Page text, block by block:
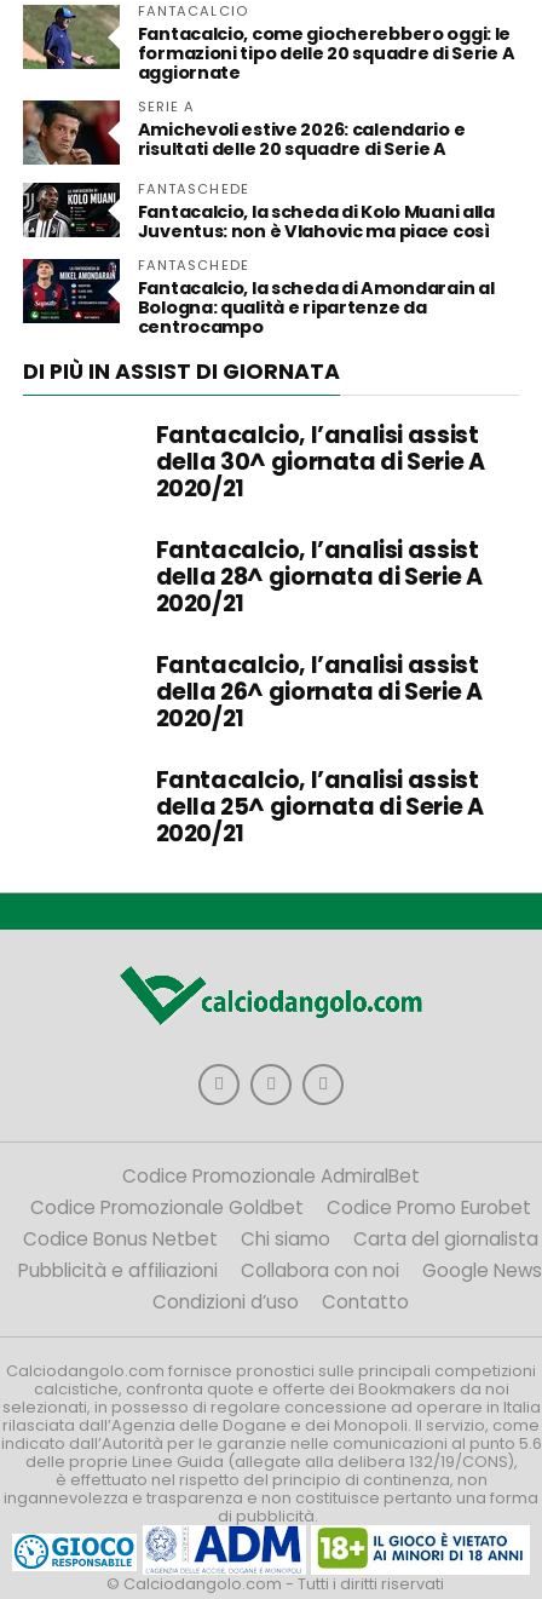
FANTACALCIO
Fantacalcio, come giocherebbero oggi: le
formazioni tipo delle 20 squadre di Serie A
aggiornate
SERIE A
Amichevoli estive 2026: calendario e
risultati delle 20 squadre di Serie A
FANTASCHEDE
Fantacalcio, la scheda di Kolo Muani alla
Juventus: non è Vlahovic ma piace così
FANTASCHEDE
Fantacalcio, la scheda di Amondarain al
Bologna: qualità e ripartenze da
centrocampo
DI PIÙ IN ASSIST DI GIORNATA
Fantacalcio, l’analisi assist
della 30^ giornata di Serie A
2020/21
Fantacalcio, l’analisi assist
della 28^ giornata di Serie A
2020/21
Fantacalcio, l’analisi assist
della 26^ giornata di Serie A
2020/21
Fantacalcio, l’analisi assist
della 25^ giornata di Serie A
2020/21
Codice Promozionale AdmiralBet
Codice Promozionale Goldbet
Codice Promo Eurobet
Codice Bonus Netbet
Chi siamo
Carta del giornalista
Pubblicità e affiliazioni
Collabora con noi
Google News
Condizioni d’uso
Contatto
Calciodangolo.com fornisce pronostici sulle principali competizioni
calcistiche, confronta quote e offerte dei Bookmakers da noi
selezionati, in possesso di regolare concessione ad operare in Italia
rilasciata dall’Agenzia delle Dogane e dei Monopoli. Il servizio, come
indicato dall’Autorità per le garanzie nelle comunicazioni al punto 5.6
delle proprie Linee Guida (allegate alla delibera 132/19/CONS),
è effettuato nel rispetto del principio di continenza, non
ingannevolezza e trasparenza e non costituisce pertanto una forma
di pubblicità.
© Calciodangolo.com - Tutti i diritti riservati